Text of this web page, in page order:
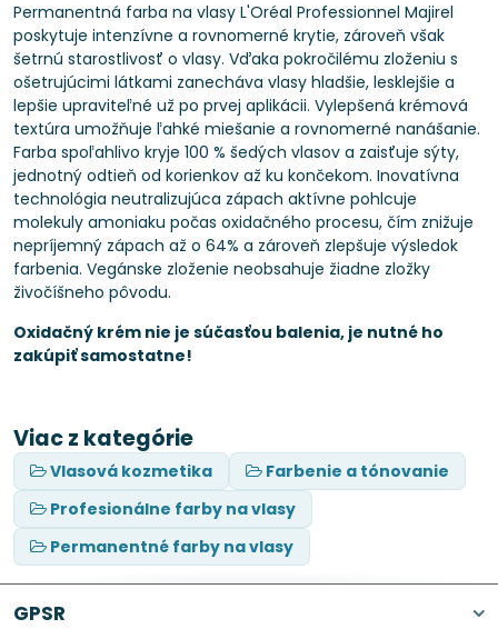
Permanentná farba na vlasy L'Oréal Professionnel Majirel
poskytuje intenzívne a rovnomerné krytie, zároveň však
šetrnú starostlivosť o vlasy. Vďaka pokročilému zloženiu s
ošetrujúcimi látkami zanecháva vlasy hladšie, lesklejšie a
lepšie upraviteľné už po prvej aplikácii. Vylepšená krémová
textúra umožňuje ľahké miešanie a rovnomerné nanášanie.
Farba spoľahlivo kryje 100 % šedých vlasov a zaisťuje sýty,
jednotný odtieň od korienkov až ku končekom. Inovatívna
technológia neutralizujúca zápach aktívne pohlcuje
molekuly amoniaku počas oxidačného procesu, čím znižuje
nepríjemný zápach až o 64% a zároveň zlepšuje výsledok
farbenia. Vegánske zloženie neobsahuje žiadne zložky
živočíšneho pôvodu.
Oxidačný krém nie je súčasťou balenia, je nutné ho
zakúpiť samostatne!
Viac z kategórie
Vlasová kozmetika
Farbenie a tónovanie
Profesionálne farby na vlasy
Permanentné farby na vlasy
GPSR